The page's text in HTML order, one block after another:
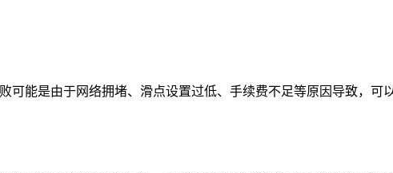
可能是由于网络拥堵、滑点设置过低、手续费不足等原因导致，可